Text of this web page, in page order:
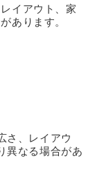
イアウト、家
あります。
さ、レイアウ
異なる場合があ